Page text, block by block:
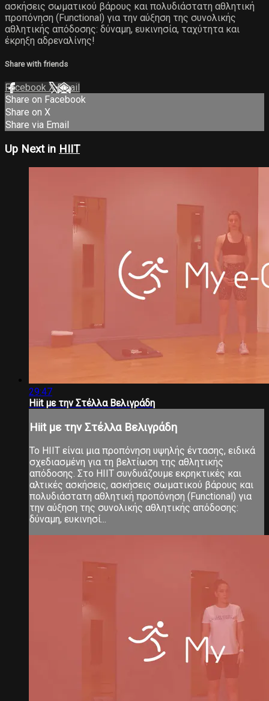
ασκήσεις σωματικού βάρους και πολυδιάστατη αθλητική
προπόνηση (Functional) για την αύξηση της συνολικής
αθλητικής απόδοσης: δύναμη, ευκινησία, ταχύτητα και
έκρηξη αδρεναλίνης!
Share with friends
Facebook XEmail
Share on Facebook
Share on X
Share via Email
Up Next in HIIT
29:47
Hiit με την Στέλλα Βελιγράδη
Hiit με την Στέλλα Βελιγράδη
Το ΗΙΙΤ είναι μια προπόνηση υψηλής έντασης, ειδικά
σχεδιασμένη για τη βελτίωση της αθλητικής
απόδοσης. Στο ΗΙΙΤ συνδυάζουμε εκρηκτικές και
αλτικές ασκήσεις, ασκήσεις σωματικού βάρους και
πολυδιάστατη αθλητική προπόνηση (Functional) για
την αύξηση της συνολικής αθλητικής απόδοσης:
δύναμη, ευκινησί...